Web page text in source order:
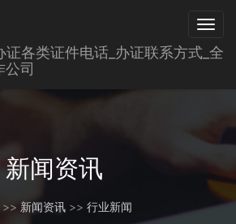
新闻资讯
>> 新闻资讯 >> 行业新闻